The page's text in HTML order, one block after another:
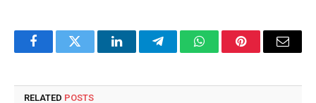
FacebookTwitter LinkedInTelegramWhatsAppPinterestEmail
RELATED POSTS